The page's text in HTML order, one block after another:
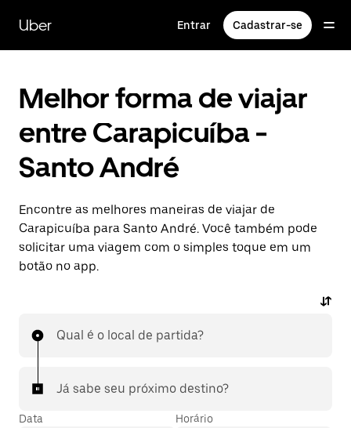
para
conteúdo
Uber Entrar Cadastrar-se
Melhor forma de viajar
entre Carapicuíba -
Santo André
Encontre as melhores maneiras de viajar de
Carapicuíba para Santo André. Você também pode
solicitar uma viagem com o simples toque em um
botão no app.
Qual é o local de partida?
Já sabe seu próximo destino?
Data Horário